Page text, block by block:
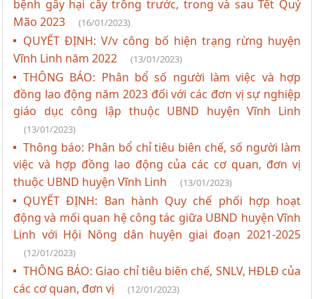
bệnh gây hại cây trồng trước, trong và sau Tết Quý
Mão 2023
(16/01/2023)
QUYẾT ĐỊNH: V/v công bố hiện trạng rừng huyện
Vĩnh Linh năm 2022
(13/01/2023)
THÔNG BÁO: Phân bổ số người làm việc và hợp
đồng lao động năm 2023 đối với các đơn vị sự nghiệp
giáo dục công lập thuộc UBND huyện Vĩnh Linh
(13/01/2023)
Thông báo: Phân bổ chỉ tiêu biên chế, số người làm
việc và hợp đồng lao động của các cơ quan, đơn vị
thuộc UBND huyện Vĩnh Linh
(13/01/2023)
QUYẾT ĐỊNH: Ban hành Quy chế phối hợp hoạt
động và mối quan hệ công tác giữa UBND huyện Vĩnh
Linh với Hội Nông dân huyện giai đoạn 2021-2025
(12/01/2023)
THÔNG BÁO: Giao chỉ tiêu biên chế, SNLV, HĐLĐ của
các cơ quan, đơn vị
(12/01/2023)